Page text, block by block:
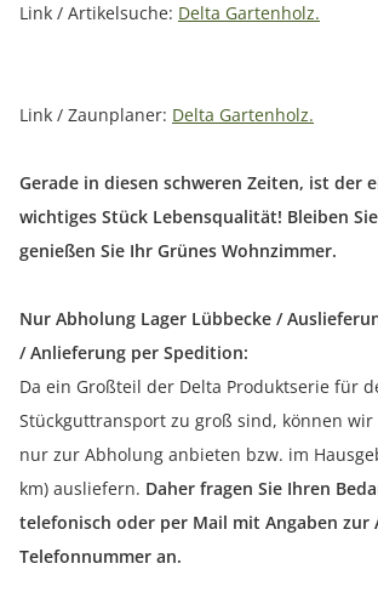
Link / Artikelsuche: Delta Gartenholz.
Link / Zaunplaner: Delta Gartenholz.
Gerade in diesen schweren Zeiten, ist der
wichtiges Stück Lebensqualität! Bleiben
genießen Sie Ihr Grünes Wohnzimmer.
Nur Abholung Lager Lübbecke /
/ Anlieferung per Spedition:
Da ein Großteil der Delta Produktserie für
Stückguttransport zu groß sind, können wir
nur zur Abholung anbieten bzw. im
km) ausliefern. Daher fragen Sie Ihren
telefonisch oder per Mail mit Angaben zur
Telefonnummer an.